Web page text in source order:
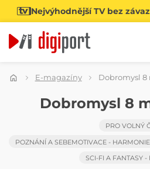
Nejvýhodnější TV bez
Kategorie
E-magazíny Dobromysl 8
Dobromysl 8
PRO VOLNÝ
POZNÁNÍ A SEBEMOTIVACE -
SCI-FI A FANTASY -